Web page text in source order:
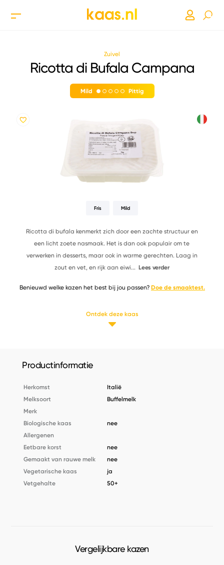
Zuivel
Ricotta di Bufala Campana
Mild Pittig
Fris Mild
Ricotta di bufala kenmerkt zich door een zachte structuur en
een licht zoete nasmaak. Het is dan ook populair om te
verwerken in desserts, maar ook in warme gerechten. Laag in
zout en vet, en rijk aan eiwi... Lees verder
Benieuwd welke kazen het best bij jou passen? Doe de smaaktest.
Ontdek deze kaas
Productinformatie
Herkomst
Italië
Melksoort
Buffelmelk
Merk
Biologische kaas
nee
Allergenen
Eetbare korst
nee
Gemaakt van rauwe melk
nee
Vegetarische kaas
ja
Vetgehalte
50+
Vergelijkbare kazen